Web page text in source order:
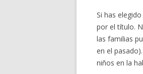
Si has
por el título.
las familias
en el
niños en la